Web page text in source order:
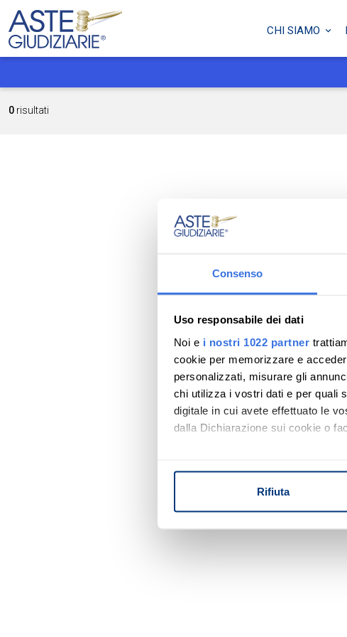
Consenso
Uso responsabile dei dati
Noi e i nostri 1022 partner
cookie per memorizzare e
personalizzati, misurare gli
chi utilizza i vostri dati e per quali
digitale in cui avete effettuato le
dalla Dichiarazione sui cookie o
Identificare il tuo
digitali).
Rifiuta
CHI SIAMO
0 risultati